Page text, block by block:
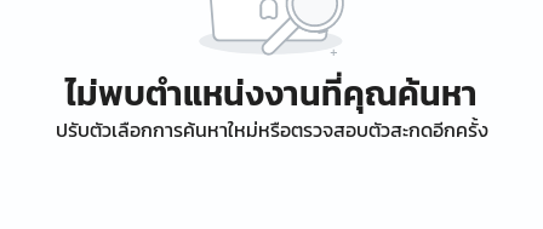
ไม่พบตำแหน่งงานที่คุณค้นหา
ปรับตัวเลือกการค้นหาใหม่หรือตรวจสอบตัวสะกดอีกครั้ง